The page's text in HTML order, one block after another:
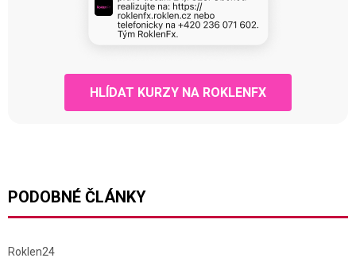
HLÍDAT KURZY NA ROKLENFX
PODOBNÉ ČLÁNKY
Roklen24